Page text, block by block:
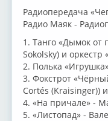
Радиопередача
Радио Маяк -
1. Танго «Дымок от
Sokolsky) и оркестр
2. Полька
3. Фокстрот
Cortés (Kraisinger))
4. «На причале» -
5. «Листопад» -